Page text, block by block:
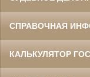
СПРАВОЧНАЯ
КАЛЬКУЛЯТОР